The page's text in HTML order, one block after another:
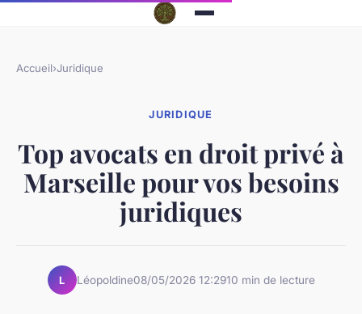
Accueil›Juridique
JURIDIQUE
Top avocats en droit privé à
Marseille pour vos besoins
juridiques
L Léopoldine08/05/2026 12:2910 min de lecture